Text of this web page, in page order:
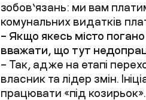
зобов’язань: ми вам
комунальних видатків
– Якщо якесь місто
вважати, що тут
– Так, адже на етапі
власник та лідер змін.
працювати «під